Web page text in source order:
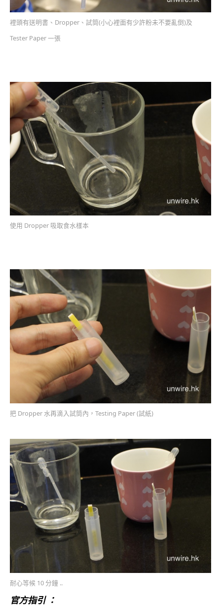
裡頭有送明書、Dropper、試筒(小心裡面有少許粉未不要亂倒)及
Tester Paper 一張
使用 Dropper 吸取食水樣本
把 Dropper 水再滴入試筒內，Testing Paper (試紙)
耐心等候 10 分鐘 ..
官方指引 ：